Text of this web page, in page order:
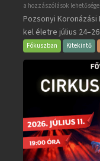
Pozsonyi
Koronázási
Napok
bejegyzéshez
a hozzászólások
Pozsonyi Koronázási
kel életre július
Fókuszban Kitekintő